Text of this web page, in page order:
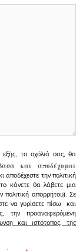
τα σχόλιά σας, θα
και αποδέχομαι
αποδέχεστε την πολιτική
κάνετε θα λάβετε μια
πολιτική απορρήτου). Σε
να γυρίσετε πίσω και
την προαναφερόμενη
και ιστότοπος, της